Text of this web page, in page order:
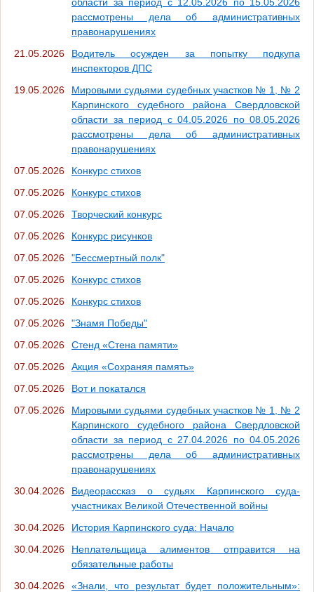
рассмотрены дела об административных
правонарушениях
21.05.2026
Водитель осужден за попытку подкупа
инспекторов ДПС
19.05.2026
Мировыми судьями судебных участков № 1, № 2
Карпинского судебного района Свердловской
области за период с 04.05.2026 по 08.05.2026
рассмотрены дела об административных
правонарушениях
07.05.2026
Конкурс стихов
07.05.2026
Конкурс стихов
07.05.2026
Творческий конкурс
07.05.2026
Конкурс рисунков
07.05.2026
"Бессмертный полк"
07.05.2026
Конкурс стихов
07.05.2026
Конкурс стихов
07.05.2026
"Знамя Победы"
07.05.2026
Стенд «Стена памяти»
07.05.2026
Акция «Сохраняя память»
07.05.2026
Вот и покатался
07.05.2026
Мировыми судьями судебных участков № 1, № 2
Карпинского судебного района Свердловской
области за период с 27.04.2026 по 04.05.2026
рассмотрены дела об административных
правонарушениях
30.04.2026
Видеорассказ о судьях Карпинского суда-
участниках Великой Отечественной войны
30.04.2026
История Карпинского суда: Начало
30.04.2026
Неплательщица алиментов отправится на
обязательные работы
30.04.2026
«Знали, что результат будет положительным»: